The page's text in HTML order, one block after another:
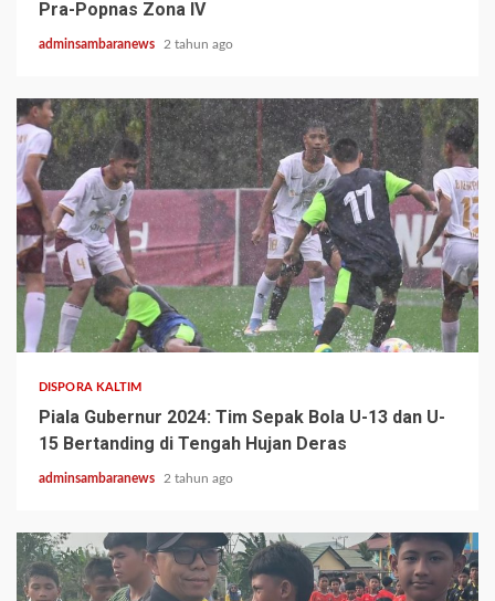
Pra-Popnas Zona IV
adminsambaranews 2 tahun ago
2 min read
DISPORA KALTIM
Piala Gubernur 2024: Tim Sepak Bola U-13 dan U-
15 Bertanding di Tengah Hujan Deras
adminsambaranews 2 tahun ago